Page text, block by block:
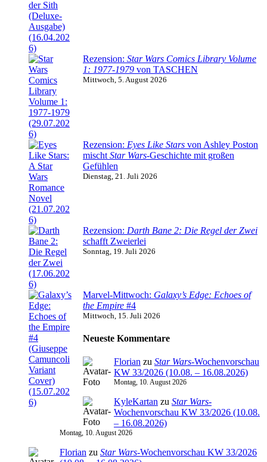
Rezension: Star Wars Comics Library Volume
1: 1977-1979 von TASCHEN
Mittwoch, 5. August 2026
Rezension: Eyes Like Stars von Ashley Poston
mischt Star Wars-Geschichte mit großen
Gefühlen
Dienstag, 21. Juli 2026
Rezension: Darth Bane 2: Die Regel der Zwei
schafft Zweierlei
Sonntag, 19. Juli 2026
Marvel-Mittwoch: Galaxy’s Edge: Echoes of
the Empire #4
Mittwoch, 15. Juli 2026
Neueste Kommentare
Florian zu Star Wars-Wochenvorschau
KW 33/2026 (10.08. – 16.08.2026)
Montag, 10. August 2026
KyleKartan zu Star Wars-
Wochenvorschau KW 33/2026 (10.08.
– 16.08.2026)
Montag, 10. August 2026
Florian zu Star Wars-Wochenvorschau KW 33/2026